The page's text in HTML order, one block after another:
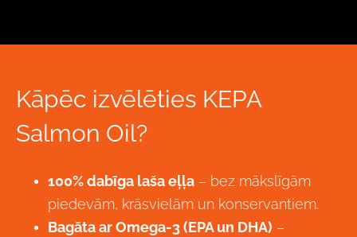
Kāpēc izvēlēties KEPA
Salmon Oil?
100% dabīga laša eļļa – bez mākslīgām
piedevām, krāsvielām un konservantiem.
Bagāta ar Omega-3 (EPA un DHA) –